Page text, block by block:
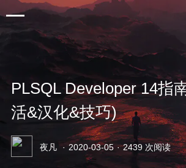
PLSQL Developer 14指
活&汉化&技巧)
夜凡 · 2020-03-05 · 2439 次阅读
首页